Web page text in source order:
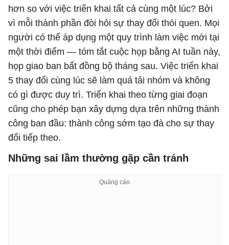
hơn so với việc triển khai tất cả cùng một lúc? Bởi
vì mỗi thành phần đòi hỏi sự thay đổi thói quen. Mọi
người có thể áp dụng một quy trình làm việc mới tại
một thời điểm — tóm tắt cuộc họp bằng AI tuần này,
họp giao ban bất đồng bộ tháng sau. Việc triển khai
5 thay đổi cùng lúc sẽ làm quá tải nhóm và không
có gì được duy trì. Triển khai theo từng giai đoạn
cũng cho phép bạn xây dựng dựa trên những thành
công ban đầu: thành công sớm tạo đà cho sự thay
đổi tiếp theo.
Những sai lầm thường gặp cần tránh